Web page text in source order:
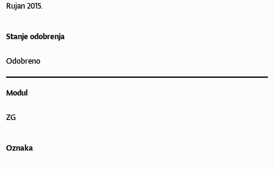
Rujan 2015.
Stanje odobrenja
Odobreno
Modul
ZG
Oznaka